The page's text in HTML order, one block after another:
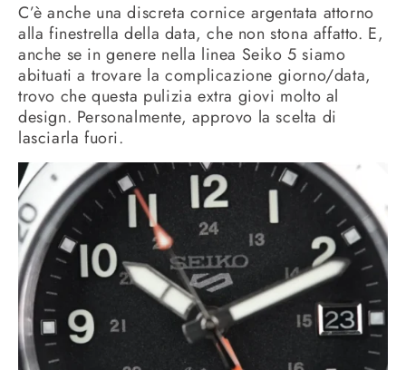
C’è anche una discreta cornice argentata attorno
alla finestrella della data, che non stona affatto. E,
anche se in genere nella linea Seiko 5 siamo
abituati a trovare la complicazione giorno/data,
trovo che questa pulizia extra giovi molto al
design. Personalmente, approvo la scelta di
lasciarla fuori.